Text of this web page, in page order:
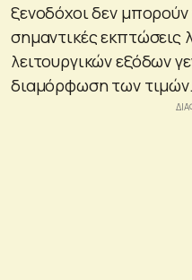
ξενοδόχοι δεν
σημαντικές
λειτουργικών εξόδων
διαμόρφωση των τιμών.